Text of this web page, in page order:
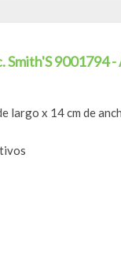
Smith'S 9001794
largo x 14 cm de